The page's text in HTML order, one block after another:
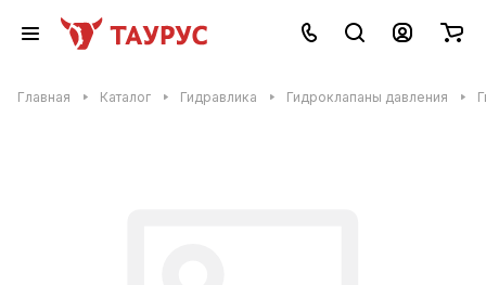
Главная Каталог Гидравлика Гидроклапаны давления